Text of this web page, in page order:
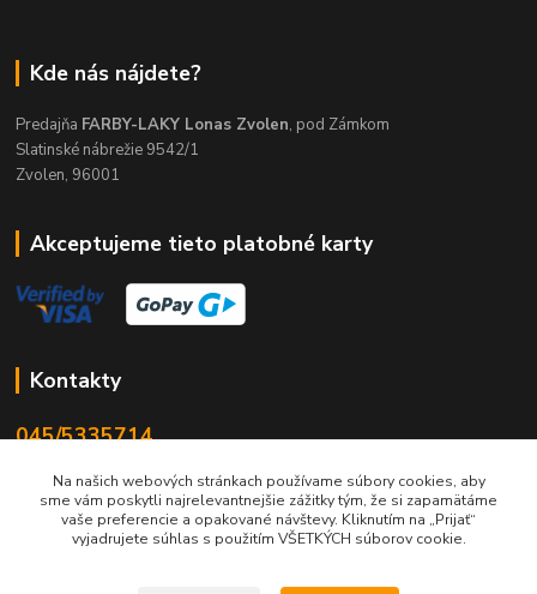
Kde nás nájdete?
Predajňa FARBY-LAKY Lonas Zvolen, pod Zámkom
Slatinské nábrežie 9542/1
Zvolen, 96001
Akceptujeme tieto platobné karty
Kontakty
045/5335714
info@lonas.sk
Na našich webových stránkach používame súbory cookies, aby
sme vám poskytli najrelevantnejšie zážitky tým, že si zapamätáme
vaše preferencie a opakované návštevy. Kliknutím na „Prijať“
vyjadrujete súhlas s použitím VŠETKÝCH súborov cookie.